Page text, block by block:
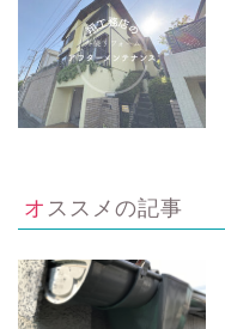
オススメの記事